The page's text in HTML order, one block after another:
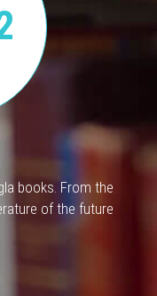
books. From the
of the future